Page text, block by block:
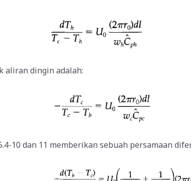
aliran dingin adalah:
10 dan 11 memberikan sebuah persamaan